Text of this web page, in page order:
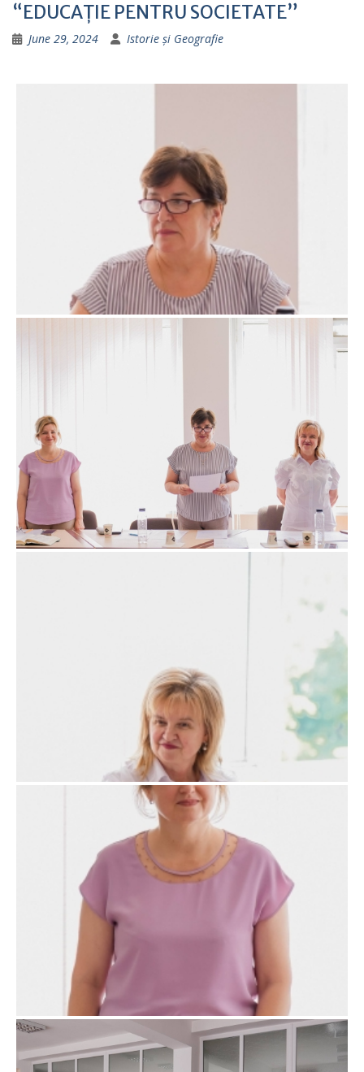
“EDUCAȚIE PENTRU SOCIETATE”
June 29, 2024 Istorie și Geografie